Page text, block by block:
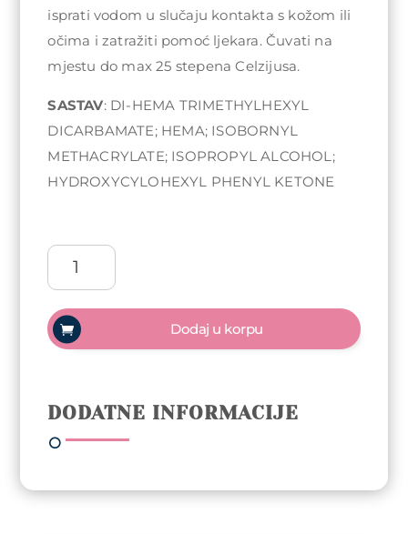
isprati vodom u slučaju kontakta s kožom ili
očima i zatražiti pomoć ljekara. Čuvati na
mjestu do max 25 stepena Celzijusa.
SASTAV: DI-HEMA TRIMETHYLHEXYL
DICARBAMATE; HEMA; ISOBORNYL
METHACRYLATE; ISOPROPYL ALCOHOL;
HYDROXYCYLOHEXYL PHENYL KETONE
ReformA
Frozen
Top
Coat
10ml
količina
Dodaj u korpu
DODATNE INFORMACIJE